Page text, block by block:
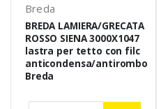
Breda
BREDA LAMIERA/GRECATA
ROSSO SIENA 3000X1047
lastra per tetto con filc
anticondensa/antirombo
Breda